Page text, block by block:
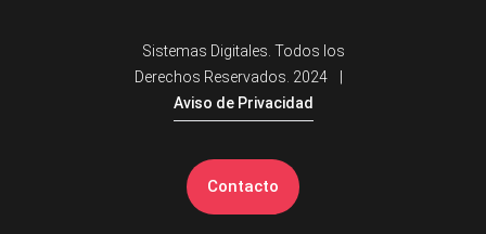
Sistemas Digitales. Todos los
Derechos Reservados. 2024
Aviso de Privacidad
Contacto